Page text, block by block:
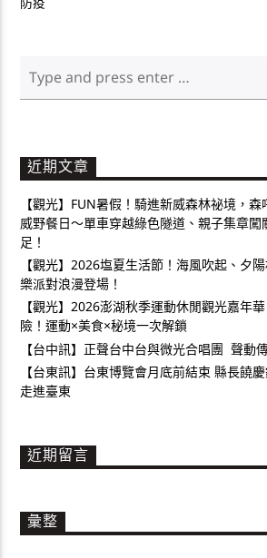
近期文章
【觀光】FUN暑假！騎進新威森林祕境，
威野餐日～單車穿越綠色隧道、親子集章
足！
【觀光】2026塩夏生活節！海風吹起、夕
樂派對浪漫登場！
【觀光】2026澎湖秋季運動休閒觀光嘉年
險！運動×美食×秘境一次解鎖
【台中訊】正聲台中台與微光合唱團 聲動
【台東訊】台東博覽會月底前結束 縣長饒
走進臺東
近期留言
彙整